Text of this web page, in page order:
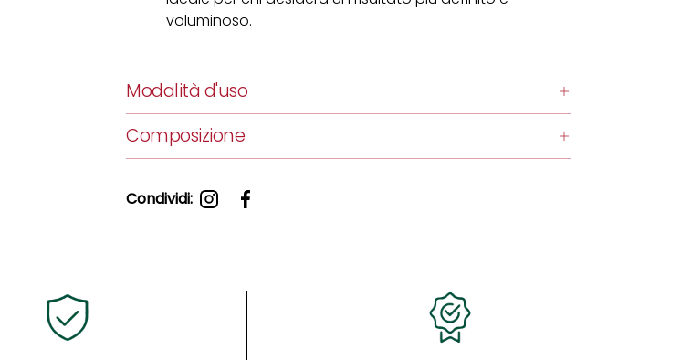
voluminoso.
Modalità d'uso
Composizione
Condividi: